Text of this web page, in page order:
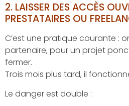
2. LAISSER DES ACCÈS
PRESTATAIRES OU
C’est une pratique courante :
partenaire, pour un projet
fermer.
Trois mois plus tard, il
Le danger est double :